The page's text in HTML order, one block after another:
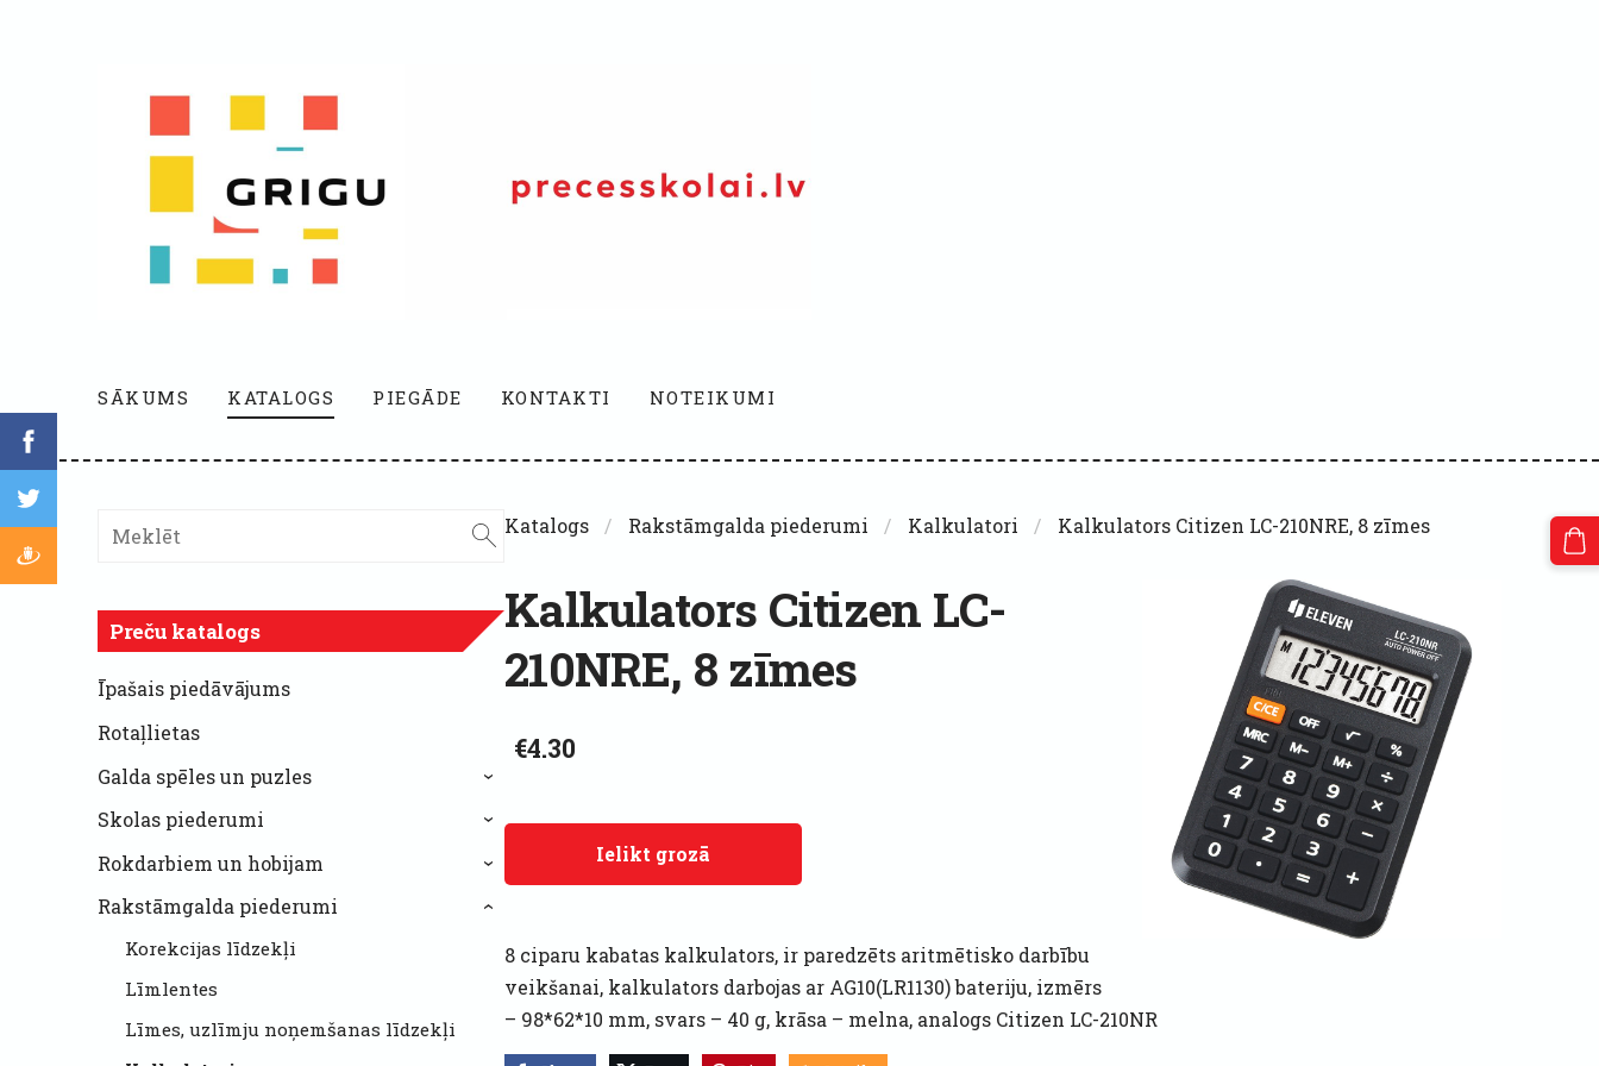
SĀKUMS KATALOGS PIEGĀDE KONTAKTI NOTEIKUMI
Preču katalogs
Īpašais piedāvājums
Rotaļlietas
Galda spēles un puzles
›
Skolas piederumi ›
Rokdarbiem un hobijam ›
Rakstāmgalda piederumi
Korekcijas līdzekļi
Līmlentes
Līmes, uzlīmju noņemšanas līdzekļi
›
Katalogs Rakstāmgalda piederumi Kalkulatori Kalkulators Citizen LC-210NRE, 8 zīmes
Kalkulators Citizen LC-
210NRE, 8 zīmes
€4.30
Ielikt grozā
8 ciparu kabatas kalkulators, ir paredzēts aritmētisko darbību
veikšanai, kalkulators darbojas ar AG10(LR1130) bateriju, izmērs
– 98*62*10 mm, svars – 40 g, krāsa – melna, analogs Citizen LC-210NR